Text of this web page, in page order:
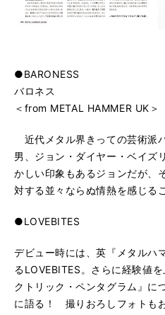
●BARONESS
バロネス
＜from METAL HAMMER UK＞
近代メタル界きっての芸術派
男、ジョン・ダイヤー・ベイズ
かしい印象もあるジョンだが、
対する並々ならぬ情熱を感じる
●LOVEBITES
デビュー時には、英『メタルハ
るLOVEBITES。さらに経験値
クトリック・ペンタグラム』
に語る！ 撮りおろしフォトも